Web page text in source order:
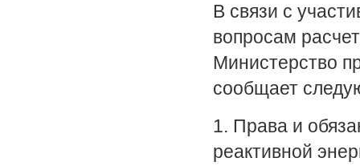
В связи с
вопросам
Министерство
сообщает
1. Права и
реактивной